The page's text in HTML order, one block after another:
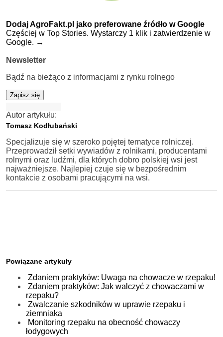
Dodaj AgroFakt.pl jako preferowane źródło w Google
Częściej w Top Stories. Wystarczy 1 klik i zatwierdzenie w
Google. →
Newsletter
Bądź na bieżąco z informacjami z rynku rolnego
Zapisz się
Autor artykułu:
Tomasz Kodłubański
Specjalizuje się w szeroko pojętej tematyce rolniczej.
Przeprowadził setki wywiadów z rolnikami, producentami
rolnymi oraz ludźmi, dla których dobro polskiej wsi jest
najważniejsze. Najlepiej czuje się w bezpośrednim
kontakcie z osobami pracującymi na wsi.
Powiązane artykuły
Zdaniem praktyków: Uwaga na chowacze w rzepaku!
Zdaniem praktyków: Jak walczyć z chowaczami w
rzepaku?
Zwalczanie szkodników w uprawie rzepaku i
ziemniaka
Monitoring rzepaku na obecność chowaczy
łodygowych